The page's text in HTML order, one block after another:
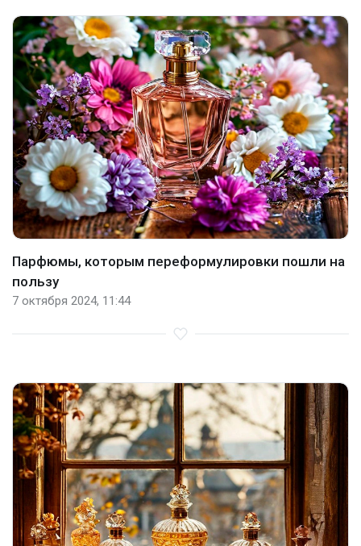
Парфюмы, которым переформулировки пошли на
пользу
7 октября 2024, 11:44